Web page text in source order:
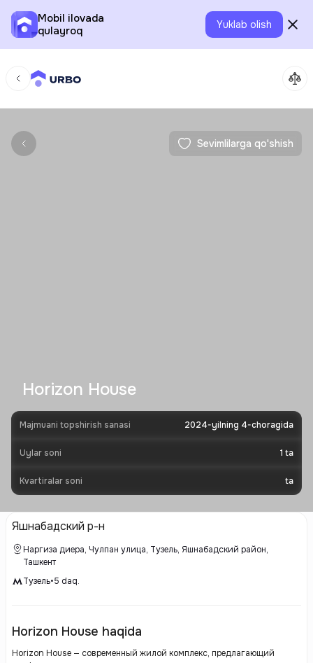
Mobil ilovada
qulayroq
Yuklab olish
Sevimlilarga qo'shish
Horizon House
Majmuani topshirish sanasi 2024-yilning 4-choragida
Uylar soni 1 ta
Kvartiralar soni ta
Яшнабадский р-н
Наргиза диера, Чулпан улица, Тузель, Яшнабадский район,
Ташкент
Тузель•5 daq.
Horizon House haqida
Horizon House — современный жилой комплекс, предлагающий